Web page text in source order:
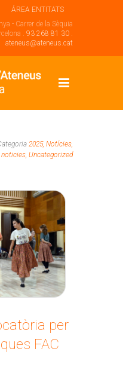
ÁREA ENTITATS
- Carrer de la Sèquia
. 93 268 81 30 .
ateneus@ateneus.cat
2025, Notícies,
noticies, Uncategorized
per
FAC